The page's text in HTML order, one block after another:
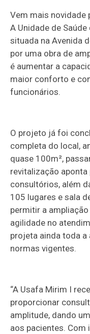
Vem mais novidade
A Unidade de
situada na Avenida
por uma obra de
é aumentar a
maior conforto e
funcionários.
O projeto já foi
completa do local,
quase 100m²,
revitalização
consultórios, além
105 lugares e sala
permitir a
agilidade no
projeta ainda toda a
normas vigentes.
“A Usafa Mirim I
proporcionar
amplitude, dando
aos pacientes.